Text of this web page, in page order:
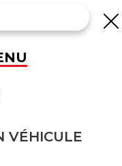
À LA
VÉHICULE